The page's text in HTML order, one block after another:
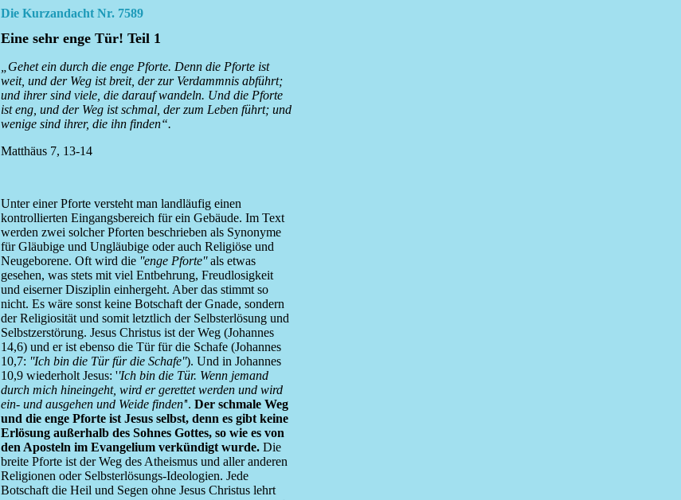
Die Kurzandacht Nr. 7589
Eine sehr enge Tür! Teil 1
„Gehet ein durch die enge Pforte. Denn die Pforte ist
weit, und der Weg ist breit, der zur Verdammnis abführt;
und ihrer sind viele, die darauf wandeln. Und die Pforte
ist eng, und der Weg ist schmal, der zum Leben führt; und
wenige sind ihrer, die ihn finden“.
Matthäus 7, 13-14
Unter einer Pforte versteht man landläufig einen
kontrollierten Eingangsbereich für ein Gebäude. Im Text
werden zwei solcher Pforten beschrieben als Synonyme
für Gläubige und Ungläubige oder auch Religiöse und
Neugeborene. Oft wird die ''enge Pforte''als etwas
gesehen, was stets mit viel Entbehrung, Freudlosigkeit
und eiserner Disziplin einhergeht. Aber das stimmt so
nicht. Es wäre sonst keine Botschaft der Gnade, sondern
der Religiosität und somit letztlich der Selbsterlösung und
Selbstzerstörung. Jesus Christus ist der Weg (Johannes
14,6) und er ist ebenso die Tür für die Schafe (Johannes
10,7: ''Ich bin die Tür für die Schafe''). Und in Johannes
10,9 wiederholt Jesus: ''Ich bin die Tür. Wenn jemand
durch mich hineingeht, wird er gerettet werden und wird
ein- und ausgehen und Weide finden''. Der schmale Weg
und die enge Pforte ist Jesus selbst, denn es gibt keine
Erlösung außerhalb des Sohnes Gottes, so wie es von
den Aposteln im Evangelium verkündigt wurde.Die
breite Pforte ist der Weg des Atheismus und aller anderen
Religionen oder Selbsterlösungs-Ideologien. Jede
Botschaft die Heil und Segen ohne Jesus Christus lehrt